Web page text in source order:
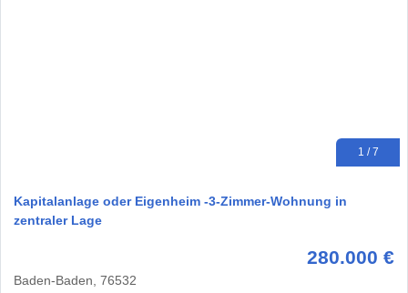
1 / 7
Kapitalanlage oder Eigenheim -3-Zimmer-Wohnung in
zentraler Lage
280.000 €
Baden-Baden, 76532